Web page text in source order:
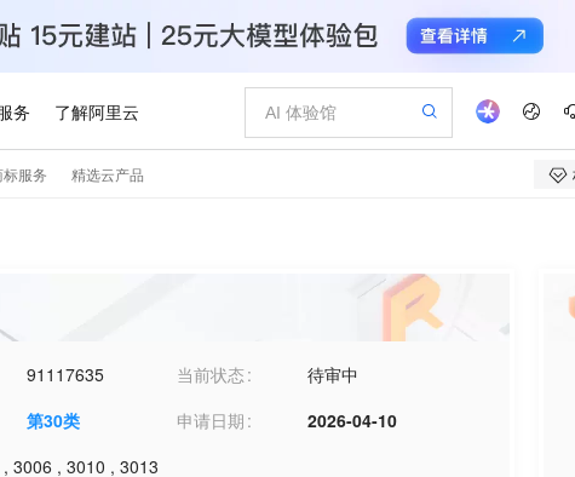
91117635 当前状态
待审中
第30类 申请日期
2026-04-10
, 3006 , 3010 , 3013